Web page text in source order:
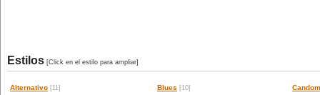
Estilos [Click en el estilo para ampliar]
Alternativo [11] Blues [10]